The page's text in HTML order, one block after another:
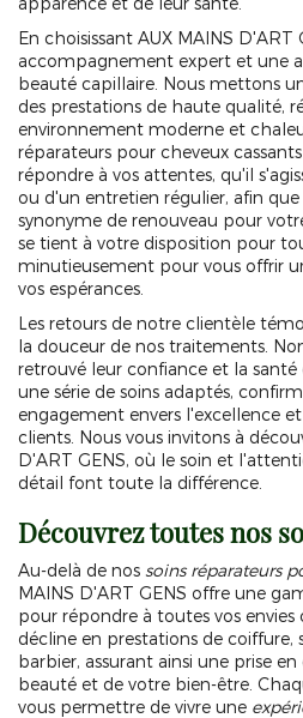
En choisissant AUX MAINS
accompagnement expert et une
beauté capillaire. Nous mettons
des prestations de haute qualité,
environnement moderne et
réparateurs pour cheveux
répondre à vos attentes, qu'il
ou d'un entretien régulier, afin
synonyme de renouveau pour
se tient à votre disposition pour
minutieusement pour vous offrir
vos espérances.
Les retours de notre clientèle
la douceur de nos traitements.
retrouvé leur confiance et la santé
une série de soins adaptés,
engagement envers l'excellence
clients. Nous vous invitons à
D'ART GENS, où le soin et
détail font toute la différence.
Découvrez toutes nos
Au-delà de nos soins réparateurs
MAINS D'ART GENS offre une
pour répondre à toutes vos envies
décline en prestations de coiffure,
barbier, assurant ainsi une prise
beauté et de votre bien-être.
vous permettre de vivre une